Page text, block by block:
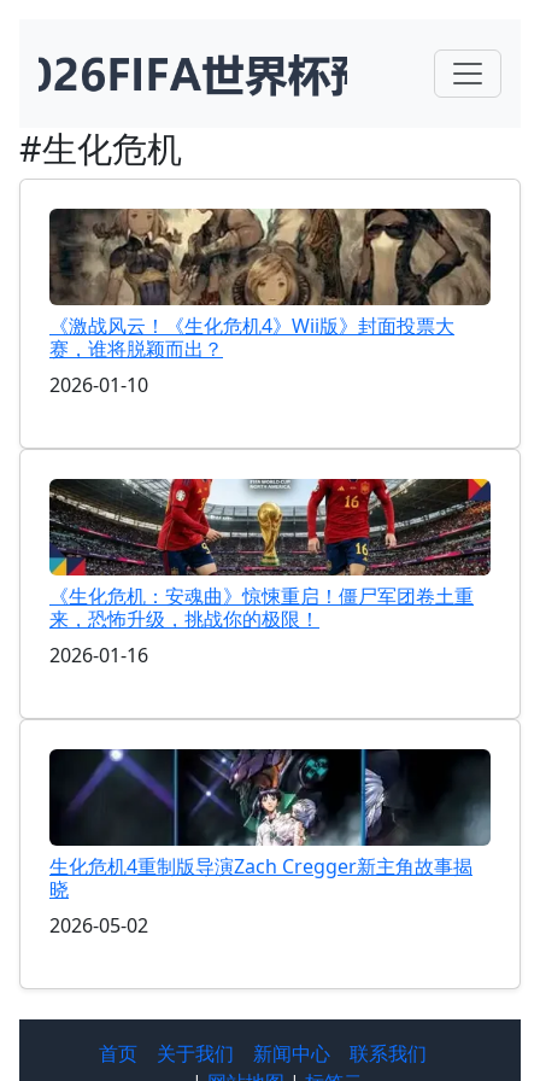
#生化危机
《激战风云！《生化危机4》Wii版》封面投票大
赛，谁将脱颖而出？
2026-01-10
《生化危机：安魂曲》惊悚重启！僵尸军团卷土重
来，恐怖升级，挑战你的极限！
2026-01-16
生化危机4重制版导演Zach Cregger新主角故事揭
晓
2026-05-02
首页 关于我们 新闻中心
联系我们